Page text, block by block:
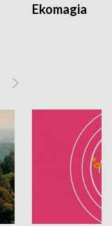
Ekomagia